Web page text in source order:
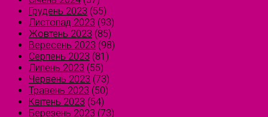
Грудень 2023 (55)
Листопад 2023 (93)
Жовтень 2023 (85)
Вересень 2023 (98)
Серпень 2023 (81)
Липень 2023 (55)
Червень 2023 (73)
Травень 2023 (50)
Квітень 2023 (54)
Березень 2023 (73)